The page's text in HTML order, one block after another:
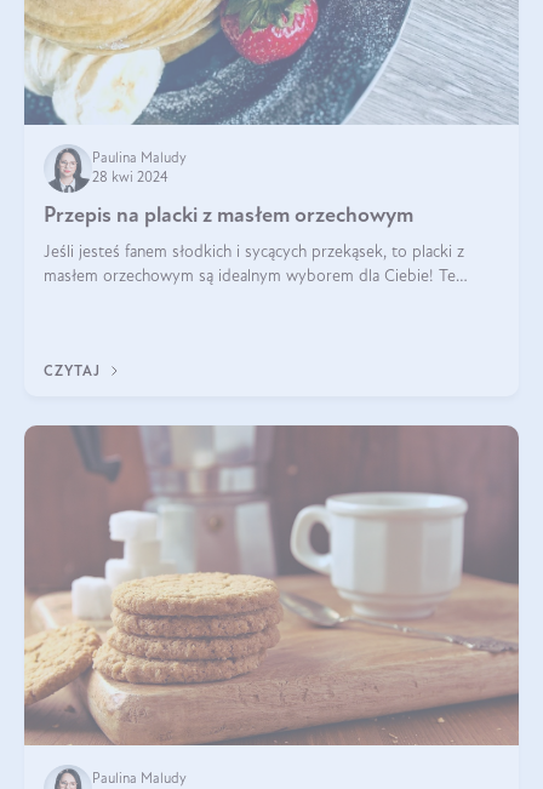
Paulina Maludy
28 kwi 2024
Przepis na placki z masłem orzechowym
Jeśli jesteś fanem słodkich i sycących przekąsek, to placki z
masłem orzechowym są idealnym wyborem dla Ciebie! Te
CZYTAJ
Paulina Maludy